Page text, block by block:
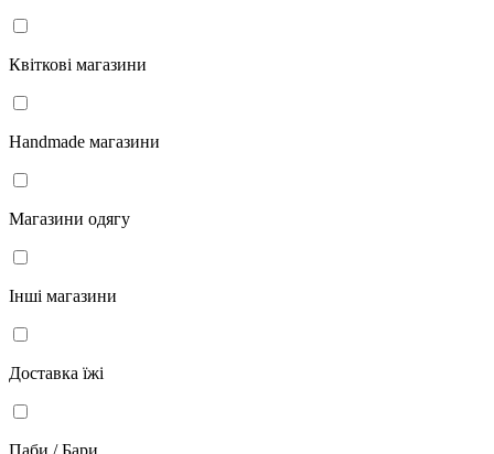
Квіткові магазини
Handmade магазини
Магазини одягу
Інші магазини
Доставка їжі
Паби / Бари